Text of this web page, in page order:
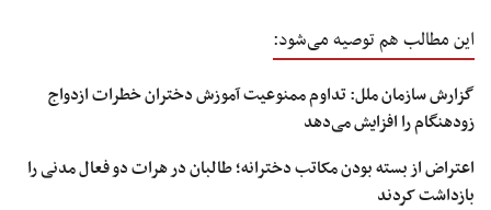
این مطالب هم توصیه می‌شود:
گزارش سازمان ملل: تداوم ممنوعیت آموزش دختران خطرات ازدواج
زودهنگام را افزایش می‌دهد
اعتراض از بسته بودن مکاتب دخترانه؛ طالبان در هرات دو فعال مدنی را
بازداشت کردند